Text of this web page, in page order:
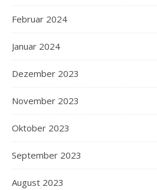
Februar 2024
Januar 2024
Dezember 2023
November 2023
Oktober 2023
September 2023
August 2023